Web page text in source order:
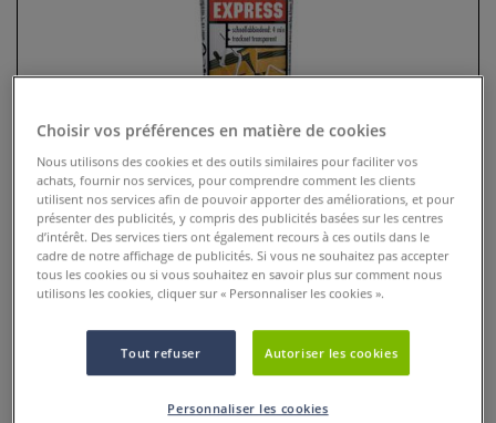
Colle pour bois Uhu
0 Commentaires
Choisir vos préférences en matière de cookies
Nous utilisons des cookies et des outils similaires pour faciliter vos
achats, fournir nos services, pour comprendre comment les clients
utilisent nos services afin de pouvoir apporter des améliorations, et pour
présenter des publicités, y compris des publicités basées sur les centres
d’intérêt. Des services tiers ont également recours à ces outils dans le
cadre de notre affichage de publicités. Si vous ne souhaitez pas accepter
tous les cookies ou si vous souhaitez en savoir plus sur comment nous
utilisons les cookies, cliquer sur « Personnaliser les cookies ».
Tout refuser Autoriser les cookies
Personnaliser les cookies